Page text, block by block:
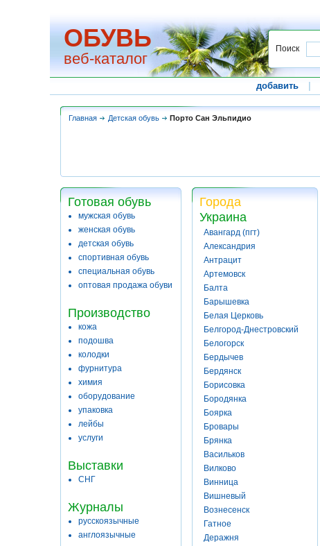
ОБУВЬ
веб-каталог
Поиск
добавить
Главная Детская обувь Порто Сан Эльпидио
Готовая обувь
мужская обувь
женская обувь
детская обувь
спортивная обувь
специальная обувь
оптовая продажа обуви
Производство
кожа
подошва
колодки
фурнитура
химия
оборудование
упаковка
лейбы
услуги
Выставки
СНГ
Журналы
русскоязычные
англоязычные
Города
Украина
Авангард (пгт)
Александрия
Антрацит
Артемовск
Балта
Барышевка
Белая Церковь
Белгород-Днестровский
Белогорск
Бердычев
Бердянск
Борисовка
Бородянка
Боярка
Бровары
Брянка
Васильков
Вилково
Винница
Вишневый
Вознесенск
Гатное
Деражня